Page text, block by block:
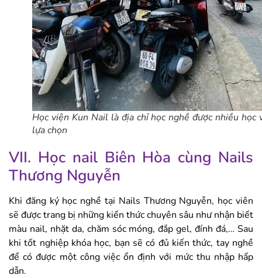
Học viện Kun Nail là địa chỉ học nghề được nhiều học
lựa chọn
VII. Học nail Biên Hòa cùng Nails
Thương Nguyễn
Khi đăng ký học nghề tại Nails Thương Nguyễn, học viên
sẽ được trang bị những kiến thức chuyên sâu như nhận biết
màu nail, nhặt da, chăm sóc móng, đắp gel, đính đá,… Sau
khi tốt nghiệp khóa học, bạn sẽ có đủ kiến thức, tay nghề
để có được một công việc ổn định với mức thu nhập hấp
dẫn.